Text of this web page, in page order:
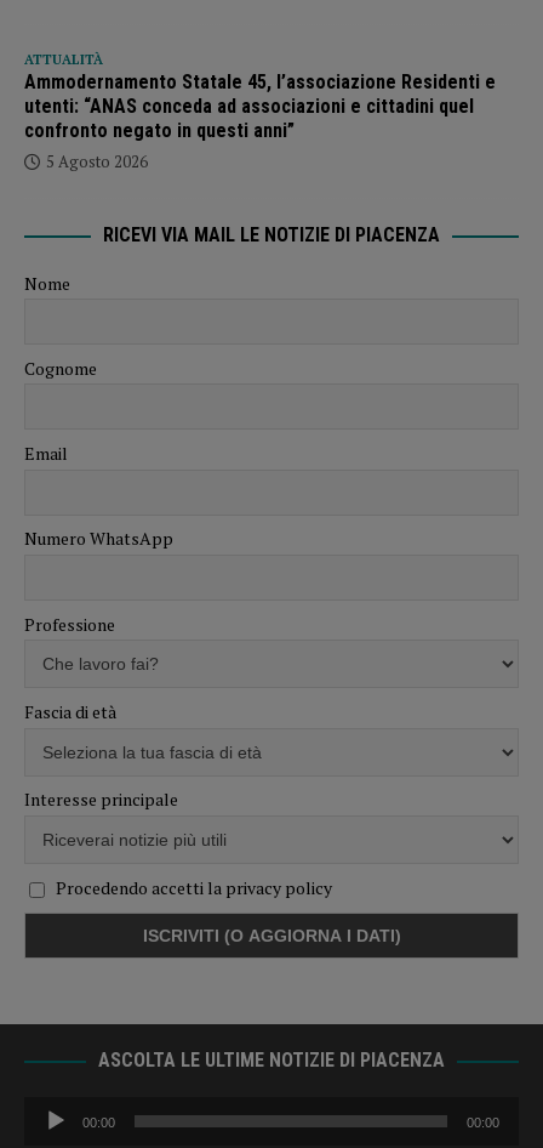
ATTUALITÀ
Ammodernamento Statale 45, l’associazione Residenti e
utenti: “ANAS conceda ad associazioni e cittadini quel
confronto negato in questi anni”
5 Agosto 2026
RICEVI VIA MAIL LE NOTIZIE DI PIACENZA
Nome
Cognome
Email
Numero WhatsApp
Professione
Fascia di età
Interesse principale
Procedendo accetti la privacy policy
ASCOLTA LE ULTIME NOTIZIE DI PIACENZA
Audio
Player
00:00 00:00